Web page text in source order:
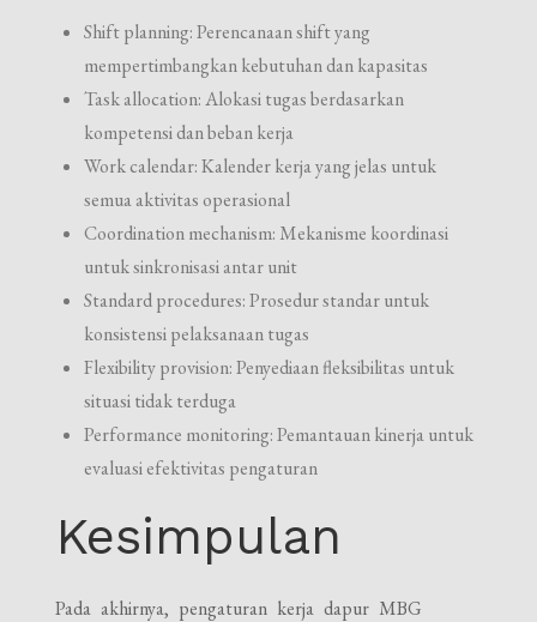
Shift planning: Perencanaan shift yang
mempertimbangkan kebutuhan dan kapasitas
Task allocation: Alokasi tugas berdasarkan
kompetensi dan beban kerja
Work calendar: Kalender kerja yang jelas untuk
semua aktivitas operasional
Coordination mechanism: Mekanisme koordinasi
untuk sinkronisasi antar unit
Standard procedures: Prosedur standar untuk
konsistensi pelaksanaan tugas
Flexibility provision: Penyediaan fleksibilitas untuk
situasi tidak terduga
Performance monitoring: Pemantauan kinerja untuk
evaluasi efektivitas pengaturan
Kesimpulan
Pada akhirnya, pengaturan kerja dapur MBG